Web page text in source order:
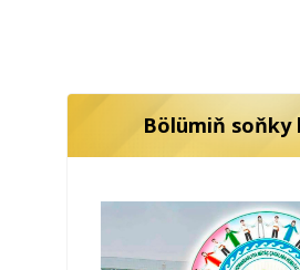
Bölümiň soňky